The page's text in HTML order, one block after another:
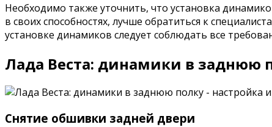
Необходимо также уточнить, что установка
в своих способностях, лучше обратиться к
установке динамиков следует соблюдать все
Лада Веста: динамики в заднюю
Снятие обшивки задней двери